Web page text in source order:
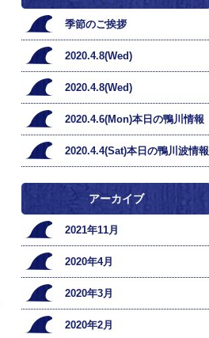
季節のご挨拶
2020.4.8(Wed)
2020.4.8(Wed)
2020.4.6(Mon)本日の鴨川情報
2020.4.4(Sat)本日の鴨川波情報
アーカイブ
2021年11月
2020年4月
2020年3月
2020年2月